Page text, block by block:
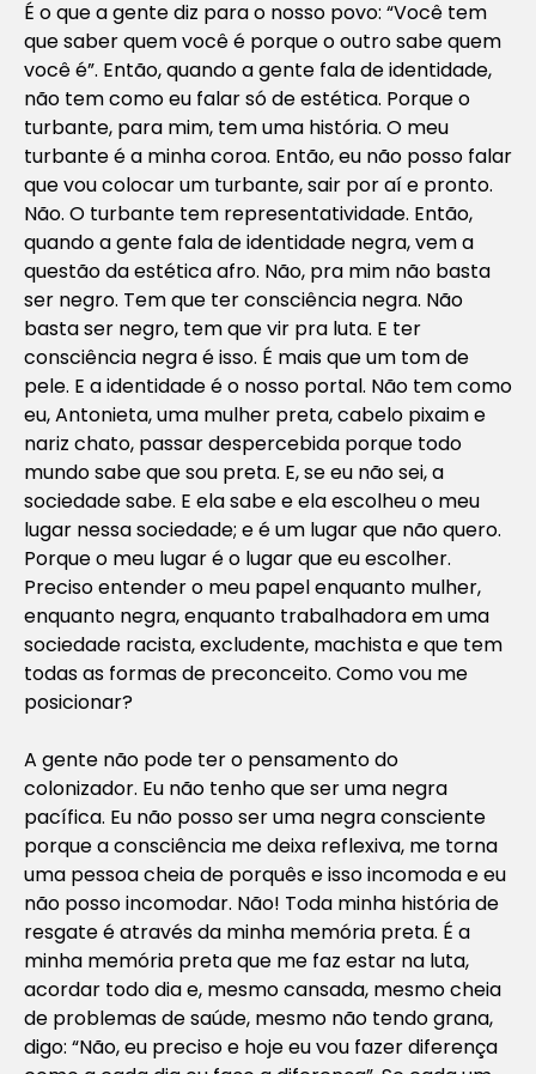
É o que a gente diz para o nosso povo: “Você tem
que saber quem você é porque o outro sabe quem
você é”. Então, quando a gente fala de identidade,
não tem como eu falar só de estética. Porque o
turbante, para mim, tem uma história. O meu
turbante é a minha coroa. Então, eu não posso falar
que vou colocar um turbante, sair por aí e pronto.
Não. O turbante tem representatividade. Então,
quando a gente fala de identidade negra, vem a
questão da estética afro. Não, pra mim não basta
ser negro. Tem que ter consciência negra. Não
basta ser negro, tem que vir pra luta. E ter
consciência negra é isso. É mais que um tom de
pele. E a identidade é o nosso portal. Não tem como
eu, Antonieta, uma mulher preta, cabelo pixaim e
nariz chato, passar despercebida porque todo
mundo sabe que sou preta. E, se eu não sei, a
sociedade sabe. E ela sabe e ela escolheu o meu
lugar nessa sociedade; e é um lugar que não quero.
Porque o meu lugar é o lugar que eu escolher.
Preciso entender o meu papel enquanto mulher,
enquanto negra, enquanto trabalhadora em uma
sociedade racista, excludente, machista e que tem
todas as formas de preconceito. Como vou me
posicionar?
A gente não pode ter o pensamento do
colonizador. Eu não tenho que ser uma negra
pacífica. Eu não posso ser uma negra consciente
porque a consciência me deixa reflexiva, me torna
uma pessoa cheia de porquês e isso incomoda e eu
não posso incomodar. Não! Toda minha história de
resgate é através da minha memória preta. É a
minha memória preta que me faz estar na luta,
acordar todo dia e, mesmo cansada, mesmo cheia
de problemas de saúde, mesmo não tendo grana,
digo: “Não, eu preciso e hoje eu vou fazer diferença